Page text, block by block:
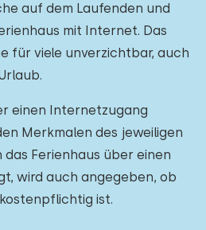
auf dem Laufenden und
mit Internet. Das
für viele unverzichtbar, auch
einen Internetzugang
Merkmalen des jeweiligen
das Ferienhaus über einen
wird auch angegeben, ob
ist.